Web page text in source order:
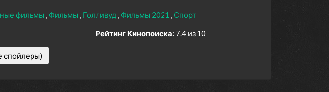
фильмы Фильмы Голливуд Фильмы 2021 Спорт
Рейтинг Кинопоиска: 7.4 из 10
спойлеры)